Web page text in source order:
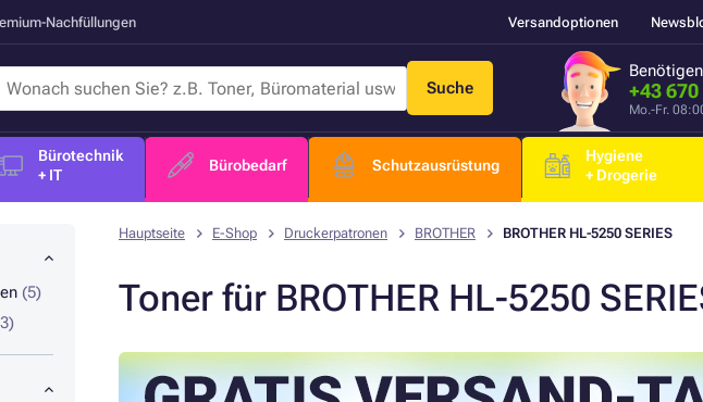
Nachfüllungen Versandoptionen
Suche +43
Mo.-Fr.
Bürotechnik
+ IT
Bürobedarf Schutzausrüstung
Hygiene
+ Drogerie
(5)
Hauptseite E-Shop Druckerpatronen BROTHER BROTHER HL-5250 SERIES
Toner für BROTHER HL-5250